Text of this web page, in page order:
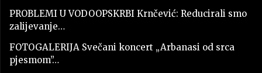
PROBLEMI U VODOOPSKRBI Krnčević: Reducirali smo
zalijevanje…
FOTOGALERIJA Svečani koncert „Arbanasi od srca
pjesmom”…